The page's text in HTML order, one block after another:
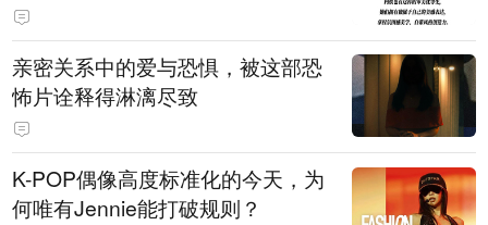
亲密关系中的爱与恐惧，被这部恐
怖片诠释得淋漓尽致
K-POP偶像高度标准化的今天，为
何唯有Jennie能打破规则？